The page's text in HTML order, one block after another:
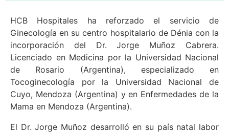
HCB Hospitales ha reforzado el servicio de
Ginecología en su centro hospitalario de Dénia con la
incorporación del Dr. Jorge Muñoz Cabrera.
Licenciado en Medicina por la Universidad Nacional
de Rosario (Argentina), especializado en
Tocoginecología por la Universidad Nacional de
Cuyo, Mendoza (Argentina) y en Enfermedades de la
Mama en Mendoza (Argentina).
El Dr. Jorge Muñoz desarrolló en su país natal labor